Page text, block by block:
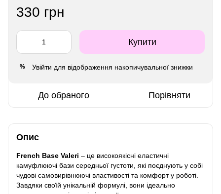
330 грн
Купити
% Увійти для відображення накопичувальної знижки
До обраного Порівняти
Опис
French Base Valeri – це високоякісні еластичні
камуфлюючі бази середньої густоти, які поєднують у собі
чудові самовирівнюючі властивості та комфорт у роботі.
Завдяки своїй унікальній формулі, вони ідеально